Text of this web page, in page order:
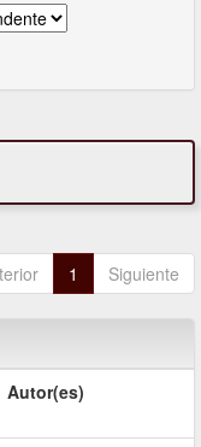
1 Siguiente
Autor(es)